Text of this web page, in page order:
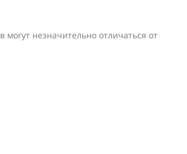
незначительно отличаться от